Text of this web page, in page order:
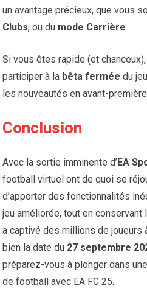
un avantage précieux, que vous
Clubs, ou du mode Carrière.
Si vous êtes rapide (et
participer à la bêta fermée du
les nouveautés en avant-
Conclusion
Avec la sortie imminente d’EA
football virtuel ont de quoi se
d’apporter des fonctionnalités
jeu améliorée, tout en conservant
a captivé des millions de joueurs
bien la date du 27 septembre
préparez-vous à plonger dans
de football avec EA FC 25.